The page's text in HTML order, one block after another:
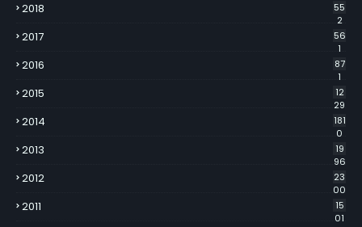
2018
55
2
2017
56
1
2016
87
1
2015
12
29
2014
181
0
2013
19
96
2012
23
00
2011
15
01